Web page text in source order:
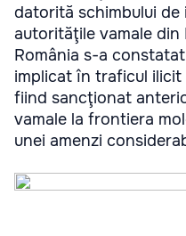
datorită schimbului
autorităţile vamale din
România s-a
implicat în traficul
fiind sancţionat
vamale la frontiera
unei amenzi